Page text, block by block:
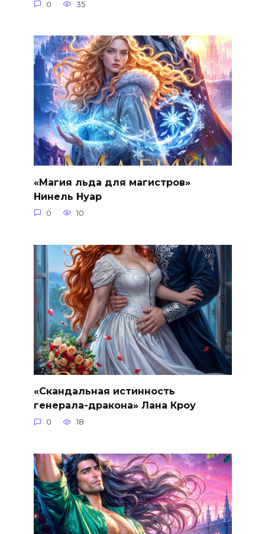
0 35
«Магия льда для магистров»
Нинель Нуар
0 10
«Скандальная истинность
генерала-дракона» Лана Кроу
0 18